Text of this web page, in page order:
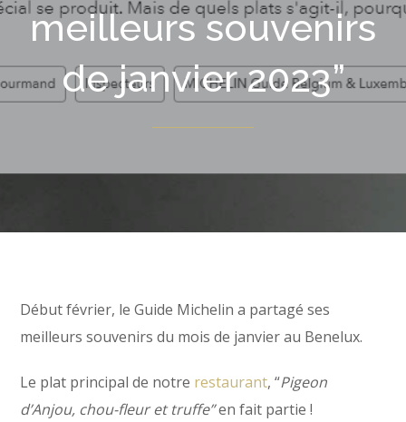
meilleurs souvenirs
de janvier 2023”
Début février, le Guide Michelin a partagé ses
meilleurs souvenirs du mois de janvier au Benelux.
Le plat principal de notre restaurant, “Pigeon
d’Anjou, chou-fleur et truffe”en fait partie !